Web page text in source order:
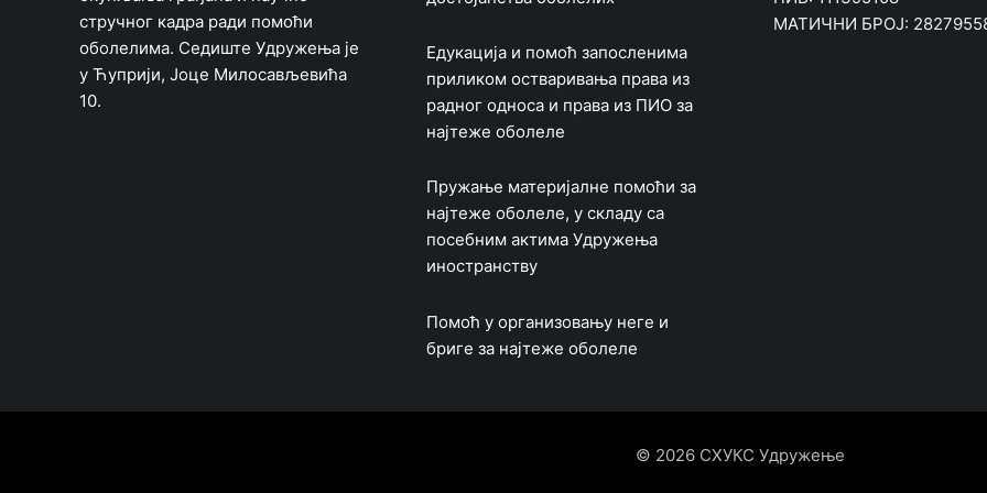
стручног кадра ради помоћи
оболелима. Седиште Удружења је
у Ћуприји, Јоце Милосављевића
10.
Едукација и помоћ запосленима
приликом остваривања права из
радног односа и права из ПИО за
најтеже оболеле
Пружање материјалне помоћи за
најтеже оболеле, у складу са
посебним актима Удружења
иностранству
Помоћ у организовању неге и
бриге за најтеже оболеле
МАТИЧНИ БРОЈ:
© 2026 СХУКС Удружење